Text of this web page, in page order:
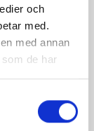
och
med.
med annan
de har
Eko